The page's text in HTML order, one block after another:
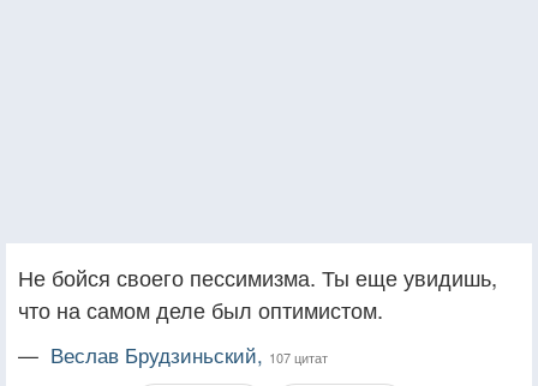
Не бойся своего пессимизма. Ты еще увидишь,
что на самом деле был оптимистом.
— Веслав Брудзиньский, 107 цитат